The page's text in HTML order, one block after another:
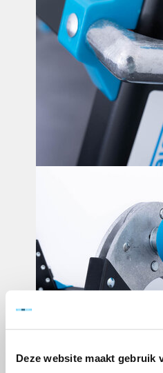
Deze website maakt gebruik